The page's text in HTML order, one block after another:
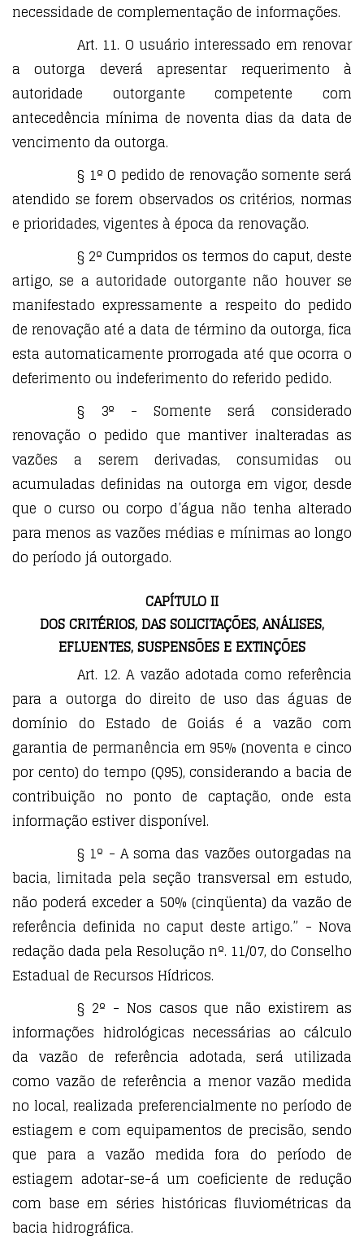
necessidade de complementação de informações.
Art. 11. O usuário interessado em renovar
a outorga deverá apresentar requerimento à
autoridade outorgante competente com
antecedência mínima de noventa dias da data de
vencimento da outorga.
§ 1º O pedido de renovação somente será
atendido se forem observados os critérios, normas
e prioridades, vigentes à época da renovação.
§ 2º Cumpridos os termos do caput, deste
artigo, se a autoridade outorgante não houver se
manifestado expressamente a respeito do pedido
de renovação até a data de término da outorga, fica
esta automaticamente prorrogada até que ocorra o
deferimento ou indeferimento do referido pedido.
§ 3º - Somente será considerado
renovação o pedido que mantiver inalteradas as
vazões a serem derivadas, consumidas ou
acumuladas definidas na outorga em vigor, desde
que o curso ou corpo d’água não tenha alterado
para menos as vazões médias e mínimas ao longo
do período já outorgado.
CAPÍTULO II
DOS CRITÉRIOS, DAS SOLICITAÇÕES, ANÁLISES,
EFLUENTES, SUSPENSÕES E EXTINÇÕES
Art. 12. A vazão adotada como referência
para a outorga do direito de uso das águas de
domínio do Estado de Goiás é a vazão com
garantia de permanência em 95% (noventa e cinco
por cento) do tempo (Q95), considerando a bacia de
contribuição no ponto de captação, onde esta
informação estiver disponível.
§ 1º - A soma das vazões outorgadas na
bacia, limitada pela seção transversal em estudo,
não poderá exceder a 50% (cinqüenta) da vazão de
referência definida no caput deste artigo.” - Nova
redação dada pela Resolução nº. 11/07, do Conselho
Estadual de Recursos Hídricos.
§ 2º - Nos casos que não existirem as
informações hidrológicas necessárias ao cálculo
da vazão de referência adotada, será utilizada
como vazão de referência a menor vazão medida
no local, realizada preferencialmente no período de
estiagem e com equipamentos de precisão, sendo
que para a vazão medida fora do período de
estiagem adotar-se-á um coeficiente de redução
com base em séries históricas fluviométricas da
bacia hidrográfica.